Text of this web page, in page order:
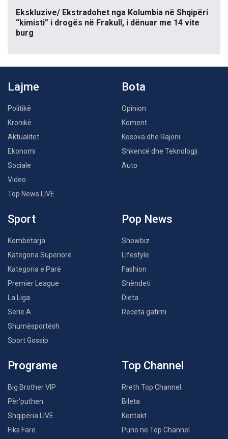
Ekskluzive/ Ekstradohet nga Kolumbia në Shqipëri
“kimisti” i drogës në Frakull, i dënuar me 14 vite
burg
Lajme
Politikë
Kronikë
Aktualitet
Ekonomi
Sociale
Video
Top News LIVE
Bota
Opinion
Koment
Kosova dhe Rajoni
Shkencë dhe Teknologji
Auto
Sport
Kombëtarja
Kategoria Superiore
Kategoria e Parë
Premier League
La Liga
Serie A
Shumësportësh
Sport Gossip
Pop News
Showbiz
Lifestyle
Fashion
Shëndeti
Dieta
Receta gatimi
Programe
Big Brother VIP
Për’puthen
Shqipëria LIVE
Fiks Fare
Top Channel
Rreth Top Channel
Bileta
Kontakt
Puno në Top Channel